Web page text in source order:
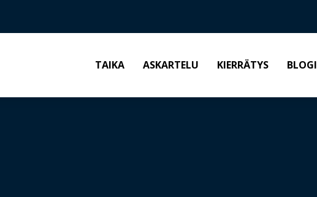
TAIKA ASKARTELU KIERRÄTYS BLOGI